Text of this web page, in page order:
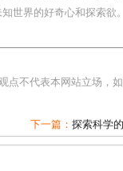
世界的好奇心和探索欲
点不代表本网站立场，
下一篇： 探索科学